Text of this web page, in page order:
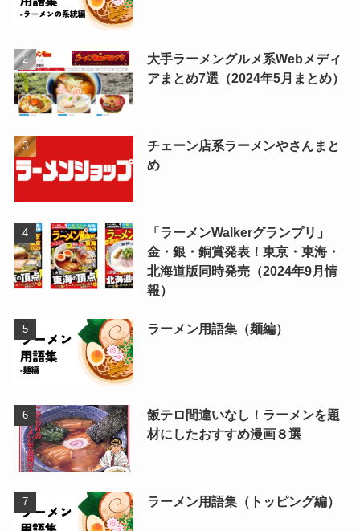
大手ラーメングルメ系Webメディ
アまとめ7選（2024年5月まとめ）
チェーン店系ラーメンやさんまと
め
「ラーメンWalkerグランプリ」
金・銀・銅賞発表！東京・東海・
北海道版同時発売（2024年9月情
報）
ラーメン用語集（麺編）
飯テロ間違いなし！ラーメンを題
材にしたおすすめ漫画８選
ラーメン用語集（トッピング編）